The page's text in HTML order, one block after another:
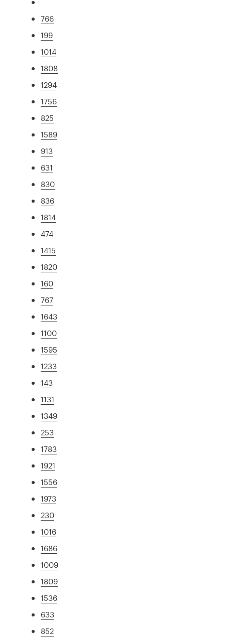
766
199
1014
1808
1294
1756
825
1589
913
631
830
836
1814
474
1415
1820
160
767
1643
1100
1595
1233
143
1131
1349
253
1783
1921
1556
1973
230
1016
1686
1009
1809
1536
633
852